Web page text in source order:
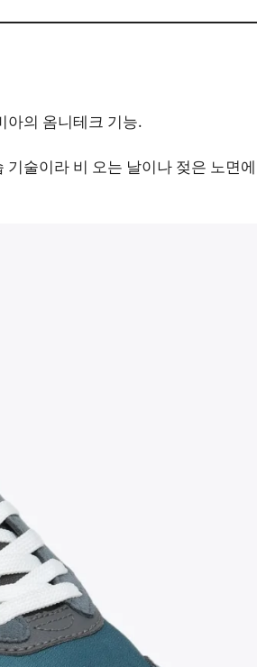
아의 옴니테크 기능.
술이라 비 오는 날이나 젖은 노면에